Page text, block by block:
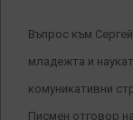
Въпрос към
младежта и
комуникативни
Писмен отговор